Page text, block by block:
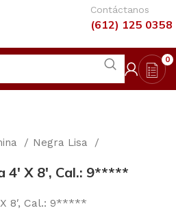
Contáctanos
(612) 125 0358
0
Negra Lisa
X 8′, Cal.: 9*****
8′, Cal.: 9*****